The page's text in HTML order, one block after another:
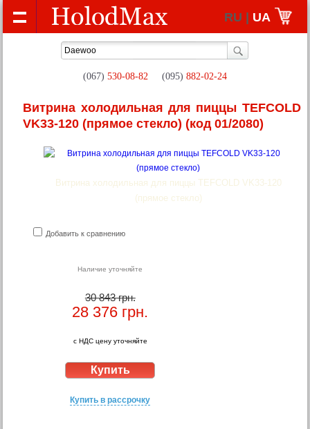
RU | UA
(067) 530-08-82 (095) 882-02-24
Витрина холодильная для пиццы TEFCOLD
VK33-120 (прямое стекло) (код 01/2080)
Витрина холодильная для пиццы TEFCOLD VK33-120
(прямое стекло)
Добавить к сравнению
Наличие уточняйте
30 843 грн.
28 376 грн.
с НДС цену уточняйте
Купить в рассрочку